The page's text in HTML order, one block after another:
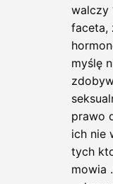
walczy
faceta,
myślę
prawo
ich nie
tych
mowia